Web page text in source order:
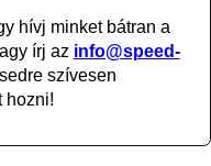
hívj minket bátran a
írj az info@speed-
szívesen
hozni!